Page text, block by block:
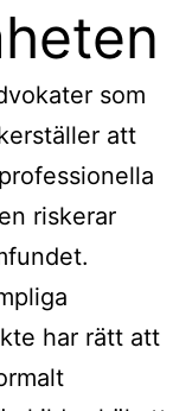
som
att
riskerar
har rätt att